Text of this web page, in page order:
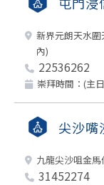
新界元朗天水
內)
22536262
崇拜時間：(主
尖沙嘴
九龍尖沙咀金
31452274